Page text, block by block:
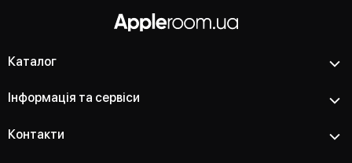
Каталог
Інформація та сервіси
Контакти